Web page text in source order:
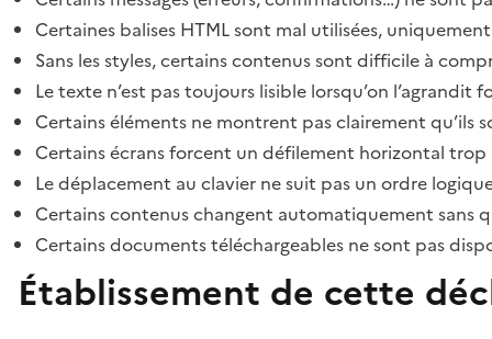
Certaines balises HTML sont mal utilisées,
Sans les styles, certains contenus sont difficile à
Le texte n’est pas toujours lisible lorsqu’on l’agrandit
Certains éléments ne montrent pas clairement qu’ils
Certains écrans forcent un défilement horizontal
Le déplacement au clavier ne suit pas un ordre
Certains contenus changent automatiquement sans
Certains documents téléchargeables ne sont pas
Établissement de cette